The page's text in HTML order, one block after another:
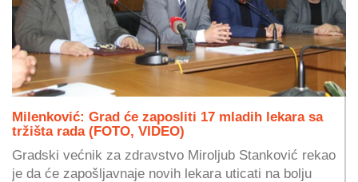
Milenković: Grad će zaposliti 17 mladih lekara sa
tržišta rada (FOTO, VIDEO)
Gradski većnik za zdravstvo Miroljub Stanković rekao
je da će zapošljavnaje novih lekara uticati na bolju